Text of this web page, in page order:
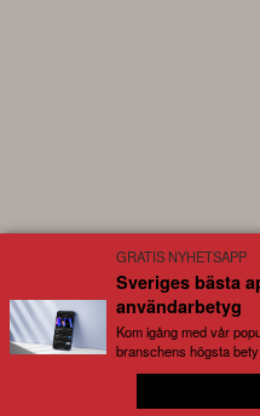
⭐ Hundratusentals
GRATIS NYHETSAPP
Sveriges bästa
användarbetyg
Kom igång med vår
branschens högsta